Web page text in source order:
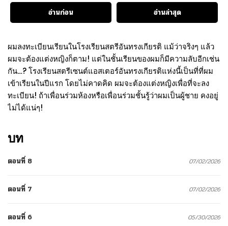
อ่านก่อน
อ่านล่าสุด
ผมลงทะเบียนเรียนในโรงเรียนสตรีอันทรงเกียรติ แม้ว่าจริงๆ แล้ว
ผมจะต้องแต่งหญิงก็ตาม! แต่ในชั้นเรียนของผมก็มีความลับอีกเช่น
กัน…? โรงเรียนสตรีเซนต์แอสเตอร์อันทรงเกียรติแห่งนี้เป็นที่ที่ผม
เข้าเรียนในปีแรก โดยไม่คาดคิด ผมจะต้องแต่งหญิงเพื่อที่จะลง
ทะเบียน! ถ้าเพื่อนร่วมห้องหรือเพื่อนร่วมชั้นรู้ว่าผมเป็นผู้ชาย คงอยู่
ไม่ได้แน่ๆ!
บท
ตอนที่ 8 07/02/2026
ตอนที่ 7 07/02/2026
ตอนที่ 6 05/30/2026